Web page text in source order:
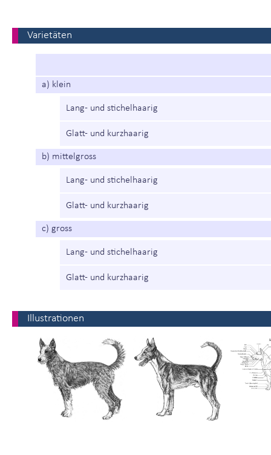
Varietäten
a) klein
Lang- und stichelhaarig
Glatt- und kurzhaarig
b) mittelgross
Lang- und stichelhaarig
Glatt- und kurzhaarig
c) gross
Lang- und stichelhaarig
Glatt- und kurzhaarig
Illustrationen